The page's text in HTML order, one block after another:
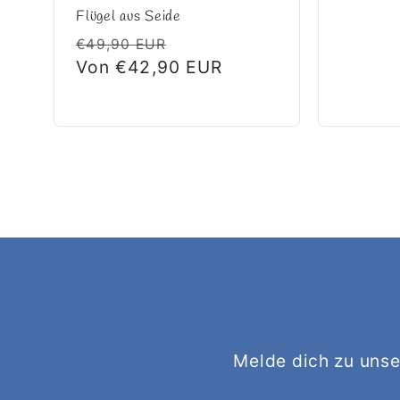
Flügel aus Seide
Normaler
Preis
€49,90 EUR
Von €42,90 EUR
Melde dich zu